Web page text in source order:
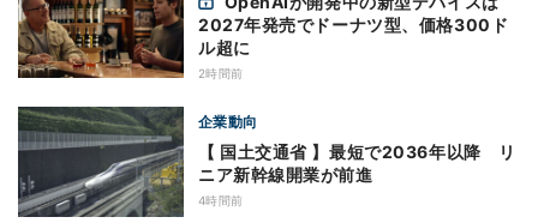
2027年発売でドーナツ型、価格300ド
ル超に
2時間前
企業動向
【 国土交通省 】最短で2036年以降 リ
ニア新幹線開業が前進
4時間前